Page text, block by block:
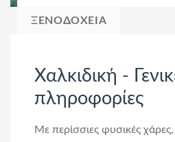
ΞΕΝΟΔΟΧΕΙΑ
Χαλκιδική -
πληροφορίες
Με περίσσιες φυσικές